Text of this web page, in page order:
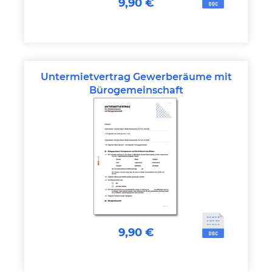
9,90 €
Untermietvertrag Gewerberäume mit
Bürogemeinschaft
9,90 €